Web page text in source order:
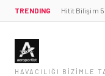
TRENDING Hitit Bilişim
HAVACILIĞI BIZIMLE